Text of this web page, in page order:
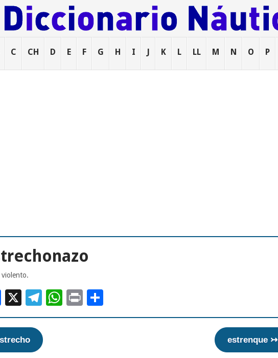
C CH D E F G H I J K L LL M N O P
Facebook
X Telegram
WhatsApp
PrintCompartir
estrenque ↣